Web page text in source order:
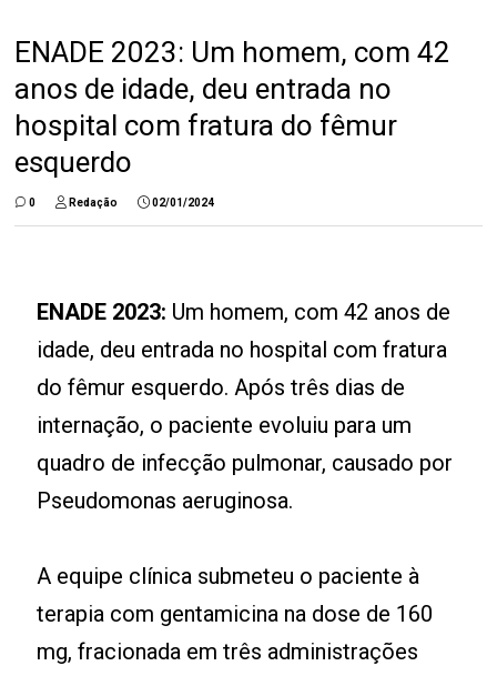
ENADE 2023: Um homem, com 42
anos de idade, deu entrada no
hospital com fratura do fêmur
esquerdo
0 Redação 02/01/2024
ENADE 2023: Um homem, com 42 anos de
idade, deu entrada no hospital com fratura
do fêmur esquerdo. Após três dias de
internação, o paciente evoluiu para um
quadro de infecção pulmonar, causado por
Pseudomonas aeruginosa.
A equipe clínica submeteu o paciente à
terapia com gentamicina na dose de 160
mg, fracionada em três administrações